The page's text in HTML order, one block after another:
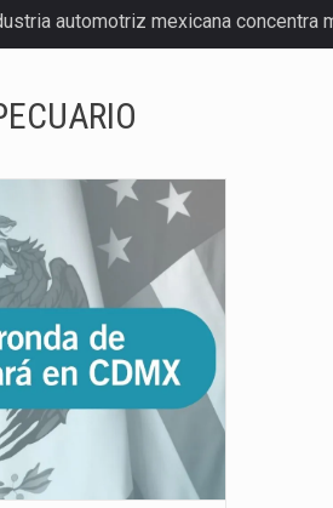
automotriz mexicana
de Estados Unidos anunciará
de Agricultura de Estados
a la previsibilidad de los
manufacturera de exportación
tradicionales de los parques
comercial de México con
Federal de Justicia